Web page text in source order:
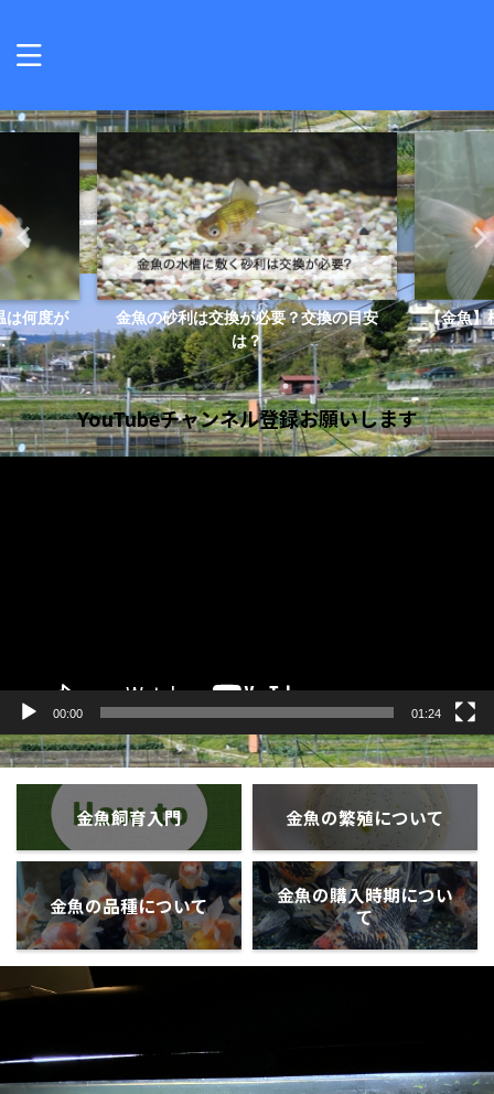
必要？交換の目安
？
【金魚】桜錦がなりやすい病気を解説し
ます
YouTubeチャンネル登録お願いします
00:00 01:24
金魚飼育入門 金魚の繁殖について
金魚の品種について
金魚の購入時期につい
て